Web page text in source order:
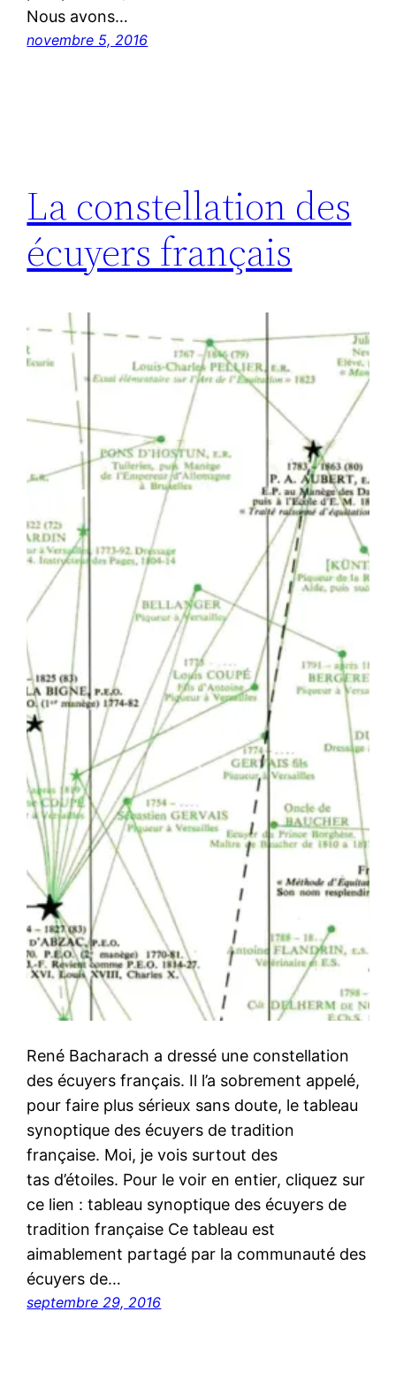
Nous avons…
novembre 5, 2016
La constellation des
écuyers français
René Bacharach a dressé une constellation
des écuyers français. Il l’a sobrement appelé,
pour faire plus sérieux sans doute, le tableau
synoptique des écuyers de tradition
française. Moi, je vois surtout des
tas d’étoiles. Pour le voir en entier, cliquez sur
ce lien : tableau synoptique des écuyers de
tradition française Ce tableau est
aimablement partagé par la communauté des
écuyers de…
septembre 29, 2016